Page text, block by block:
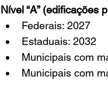
Nível “A” (edificações
Federais: 2027
Estaduais: 2032
Municipais com
Municipais com